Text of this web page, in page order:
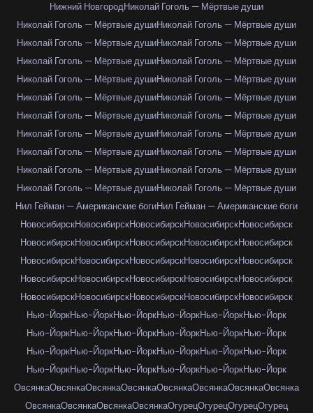
Нижний НовгородНиколай Гоголь — Мёртвые души
Николай Гоголь — Мёртвые душиНиколай Гоголь — Мёртвые души
Николай Гоголь — Мёртвые душиНиколай Гоголь — Мёртвые души
Николай Гоголь — Мёртвые душиНиколай Гоголь — Мёртвые души
Николай Гоголь — Мёртвые душиНиколай Гоголь — Мёртвые души
Николай Гоголь — Мёртвые душиНиколай Гоголь — Мёртвые души
Николай Гоголь — Мёртвые душиНиколай Гоголь — Мёртвые души
Николай Гоголь — Мёртвые душиНиколай Гоголь — Мёртвые души
Николай Гоголь — Мёртвые душиНиколай Гоголь — Мёртвые души
Николай Гоголь — Мёртвые душиНиколай Гоголь — Мёртвые души
Николай Гоголь — Мёртвые душиНиколай Гоголь — Мёртвые души
Нил Гейман — Американские богиНил Гейман — Американские боги
НовосибирскНовосибирскНовосибирскНовосибирскНовосибирск
НовосибирскНовосибирскНовосибирскНовосибирскНовосибирск
НовосибирскНовосибирскНовосибирскНовосибирскНовосибирск
НовосибирскНовосибирскНовосибирскНовосибирскНовосибирск
НовосибирскНовосибирскНовосибирскНовосибирскНовосибирск
Нью-ЙоркНью-ЙоркНью-ЙоркНью-ЙоркНью-ЙоркНью-Йорк
Нью-ЙоркНью-ЙоркНью-ЙоркНью-ЙоркНью-ЙоркНью-Йорк
Нью-ЙоркНью-ЙоркНью-ЙоркНью-ЙоркНью-ЙоркНью-Йорк
Нью-ЙоркНью-ЙоркНью-ЙоркНью-ЙоркНью-ЙоркНью-Йорк
ОвсянкаОвсянкаОвсянкаОвсянкаОвсянкаОвсянкаОвсянкаОвсянка
ОвсянкаОвсянкаОвсянкаОвсянкаОгурецОгурецОгурецОгурец